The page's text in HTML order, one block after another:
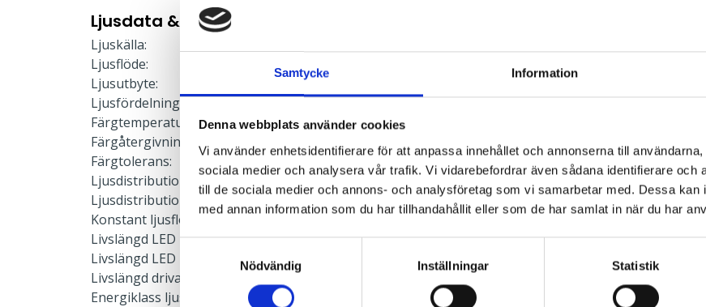
Samtycke Information
Denna webbplats använder cookies
Vi använder enhetsidentifierare för att anpassa innehållet och annonserna till
sociala medier och analysera vår trafik. Vi vidarebefordrar även sådana identifierare och
till de sociala medier och annons- och analysföretag som vi samarbetar med. Dessa kan
med annan information som du har tillhandahållit eller som de har samlat in när du har
Nödvändig
Inställningar Statistik
Ljusdata & Prestanda
Ljuskälla:
Ljusflöde:
3523 lm
Ljusutbyte:
147 lm/W
Ljusfördelning:
Direkt/Indirekt, Direkt
Färgtemperatur:
3000 K
Färgåtergivning:
≥80
Färgtolerans:
≤3 SDCM
Ljusdistribution upp:
4 %
Ljusdistribution ner:
96 %
Konstant ljusflöde:
Nej
Livslängd LED L90:
50000 h
Livslängd LED L80:
Livslängd drivare:
100000 h
Energiklass ljuskälla:
Kupan demonteras
för utanpåliggande
mm.
tillbehör. Mer
Typ av montage: